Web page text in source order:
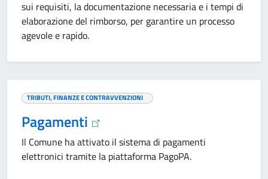
sui requisiti, la documentazione necessaria e i tempi di
elaborazione del rimborso, per garantire un processo
agevole e rapido.
TRIBUTI, FINANZE E CONTRAVVENZIONI
Pagamenti
Il Comune ha attivato il sistema di pagamenti
elettronici tramite la piattaforma PagoPA.